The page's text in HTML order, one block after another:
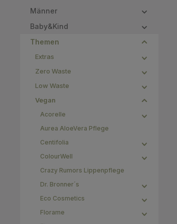
Männer
Baby&Kind
Themen
Extras
Zero Waste
Low Waste
Vegan
Acorelle
Aurea AloeVera Pflege
Centifolia
ColourWell
Crazy Rumors Lippenpflege
Dr. Bronner´s
Eco Cosmetics
Florame